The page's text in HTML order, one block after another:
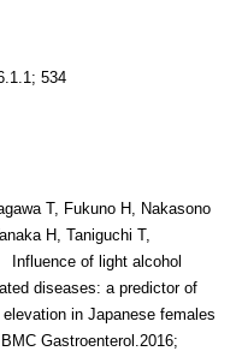
534
T, Fukuno H, Nakasono
H, Taniguchi T,
Influence of light alcohol
diseases: a predictor of
in Japanese females
Gastroenterol.2016;